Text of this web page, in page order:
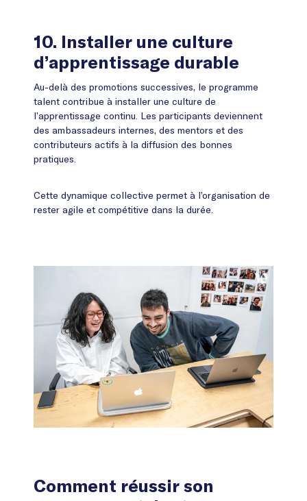
10.
Installer une culture
d’apprentissage durable
Au-delà des promotions successives, le programme
talent contribue à installer une culture de
l’apprentissage continu. Les participants deviennent
des ambassadeurs internes, des mentors et des
contributeurs actifs à la diffusion des bonnes
pratiques.
Cette dynamique collective permet à l’organisation de
rester agile et compétitive dans la durée.
Comment réussir son